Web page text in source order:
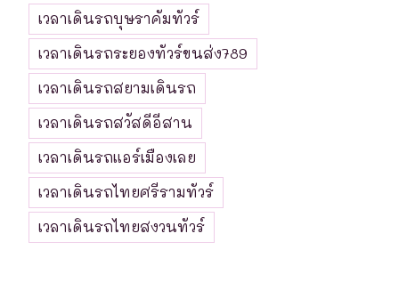
เวลาเดินรถบุษราคัมทัวร์
เวลาเดินรถระยองทัวร์ขนส่ง789
เวลาเดินรถสยามเดินรถ
เวลาเดินรถสวัสดีอีสาน
เวลาเดินรถแอร์เมืองเลย
เวลาเดินรถไทยศรีรามทัวร์
เวลาเดินรถไทยสงวนทัวร์